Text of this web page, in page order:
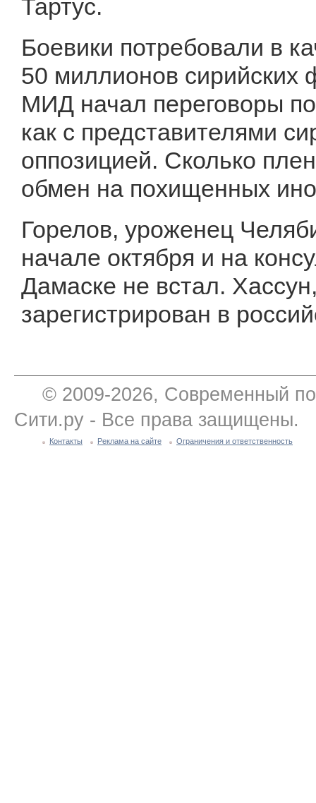
Тартус.
Боевики потребовали в
50 миллионов сирийских
МИД начал переговоры
как с представителями
оппозицией. Сколько
обмен на похищенных
Горелов, уроженец
начале октября и на
Дамаске не встал.
зарегистрирован в
© 2009-2026, Современный
Сити.ру - Все права защищены.
Контакты Реклама на сайте Ограничения и ответственность